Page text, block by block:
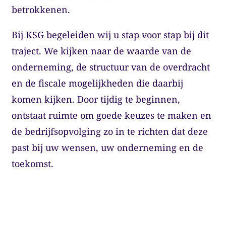
betrokkenen.
Bij KSG begeleiden wij u stap voor stap bij dit
traject. We kijken naar de waarde van de
onderneming, de structuur van de overdracht
en de fiscale mogelijkheden die daarbij
komen kijken. Door tijdig te beginnen,
ontstaat ruimte om goede keuzes te maken en
de bedrijfsopvolging zo in te richten dat deze
past bij uw wensen, uw onderneming en de
toekomst.